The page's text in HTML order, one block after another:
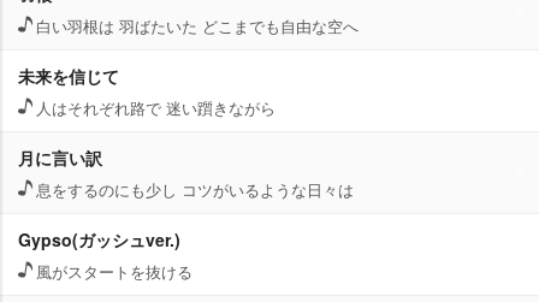
白い羽根は 羽ばたいた どこまでも自由な空へ
未来を信じて
人はそれぞれ路で 迷い躓きながら
月に言い訳
息をするのにも少し コツがいるような日々は
Gypso(ガッシュver.)
風がスタートを抜ける